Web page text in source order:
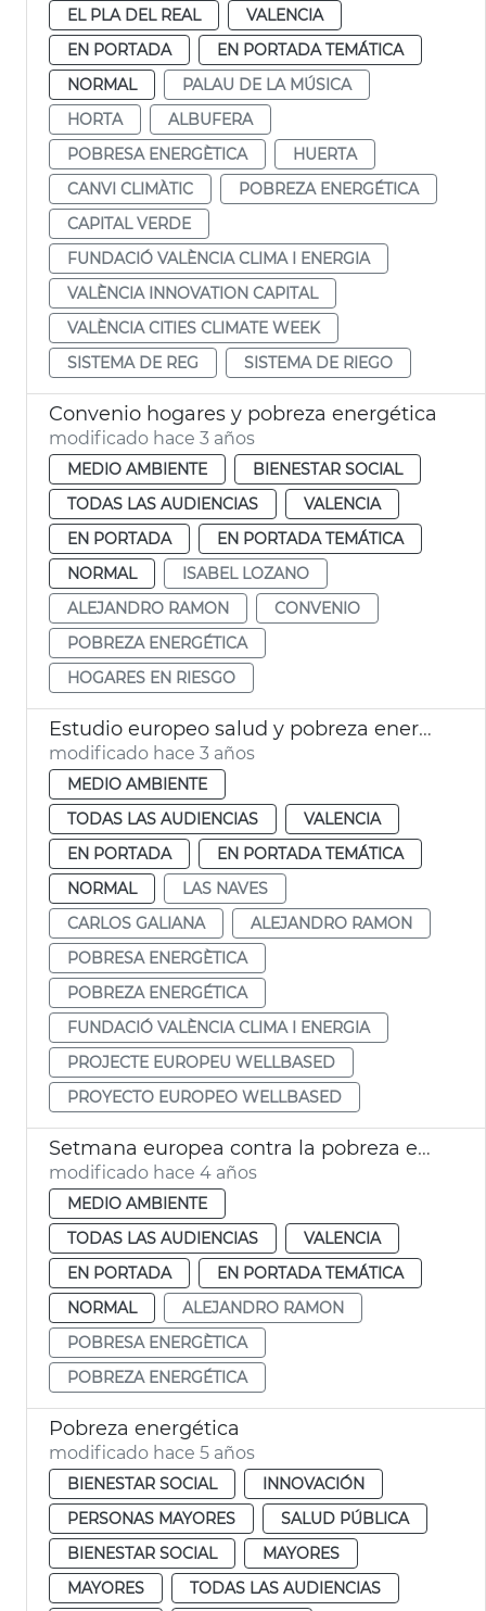
EL PLA DEL REAL
VALENCIA
EN PORTADA
EN PORTADA TEMÁTICA
NORMAL
PALAU DE LA MÚSICA
HORTA
ALBUFERA
POBRESA ENERGÈTICA
HUERTA
CANVI CLIMÀTIC
POBREZA ENERGÉTICA
CAPITAL VERDE
FUNDACIÓ VALÈNCIA CLIMA I ENERGIA
VALÈNCIA INNOVATION CAPITAL
VALÈNCIA CITIES CLIMATE WEEK
SISTEMA DE REG
SISTEMA DE RIEGO
Convenio hogares y pobreza energética
modificado hace 3 años
MEDIO AMBIENTE
BIENESTAR SOCIAL
TODAS LAS AUDIENCIAS
VALENCIA
EN PORTADA
EN PORTADA TEMÁTICA
NORMAL
ISABEL LOZANO
ALEJANDRO RAMON
CONVENIO
POBREZA ENERGÉTICA
HOGARES EN RIESGO
Estudio europeo salud y pobreza energética
modificado hace 3 años
MEDIO AMBIENTE
TODAS LAS AUDIENCIAS
VALENCIA
EN PORTADA
EN PORTADA TEMÁTICA
NORMAL
LAS NAVES
CARLOS GALIANA
ALEJANDRO RAMON
POBRESA ENERGÈTICA
POBREZA ENERGÉTICA
FUNDACIÓ VALÈNCIA CLIMA I ENERGIA
PROJECTE EUROPEU WELLBASED
PROYECTO EUROPEO WELLBASED
Setmana europea contra la pobreza energética
modificado hace 4 años
MEDIO AMBIENTE
TODAS LAS AUDIENCIAS
VALENCIA
EN PORTADA
EN PORTADA TEMÁTICA
NORMAL
ALEJANDRO RAMON
POBRESA ENERGÈTICA
POBREZA ENERGÉTICA
Pobreza energética
modificado hace 5 años
BIENESTAR SOCIAL
INNOVACIÓN
PERSONAS MAYORES
SALUD PÚBLICA
BIENESTAR SOCIAL
MAYORES
MAYORES
TODAS LAS AUDIENCIAS